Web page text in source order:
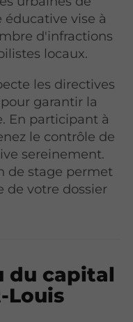
éducative vise à
d'infractions
locaux.
les directives
garantir la
En participant à
le contrôle de
sereinement.
de stage permet
de votre dossier
du capital
Louis